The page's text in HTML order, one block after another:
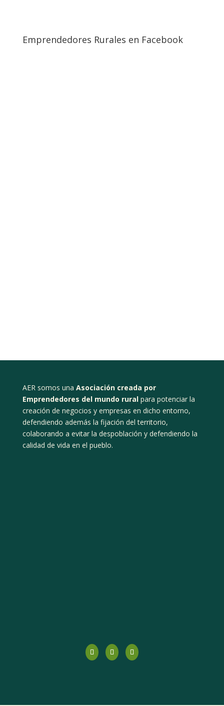
Emprendedores Rurales en Facebook
AER somos una Asociación creada por
Emprendedores del mundo ruralpara potenciar la
creación de negocios y empresas en dicho entorno,
defendiendo además la fijación del territorio,
colaborando a evitar la despoblación y defendiendo la
calidad de vida en el pueblo.